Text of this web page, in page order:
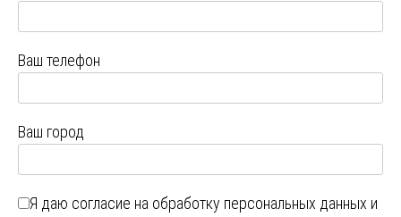
Ваш телефон
Ваш город
Я даю согласие на обработку персональных данных и